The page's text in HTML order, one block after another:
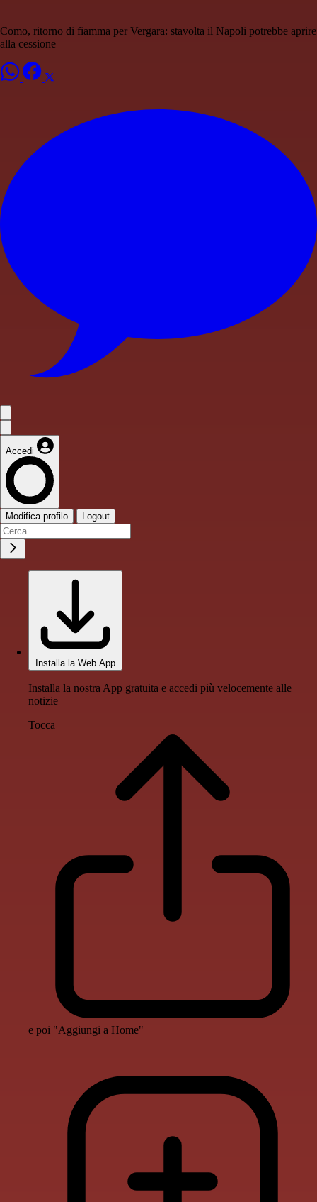
Como, ritorno di fiamma per Vergara: stavolta il Napoli potrebbe aprire
alla cessione
Accedi
Modifica profilo Logout
Installa la Web App
Installa la nostra App gratuita e accedi più velocemente alle
notizie
Tocca
e poi "Aggiungi a Home"